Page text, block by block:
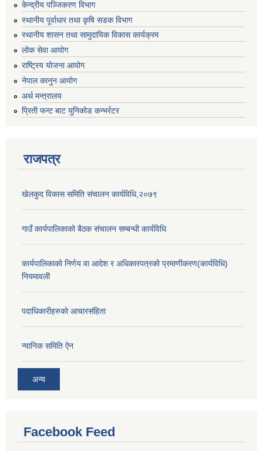
केन्द्रीय पञ्जिकरण विभाग
स्थानीय पूर्वाधार तथा कृषि सडक विभाग
स्थानीय शासन तथा सामुदायिक विकास कार्यक्रम
लोक सेवा आयोग
राष्ट्रिय योजना आयोग
नेपाल कानुन आयोग
अर्थ मन्त्रालय
प्रिती फन्ट बाट युनिकोड कन्भर्रटर
राजपत्र
खेलकुद विकास समिति संचालन कार्यविधि,२०७९
गाउँ कार्यपालिकाको बैठक संचालन सम्बन्धी कार्यविधि
कार्यपालिकाको निर्णय वा आदेश र अधिकारपत्रको प्रमाणीकरण(कार्यविधि)
नियमावली
पदाधिकारीहरुको आचारसंहिता
न्यानिक समिति ऐन
अन्य
Facebook Feed